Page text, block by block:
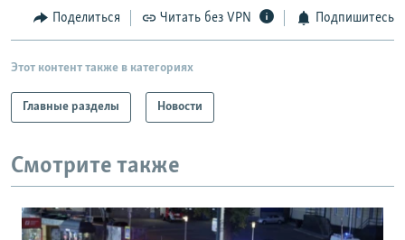
Поделиться Читать без VPN Подпишитесь
Этот контент также в категориях
Главные разделы Новости
Смотрите также